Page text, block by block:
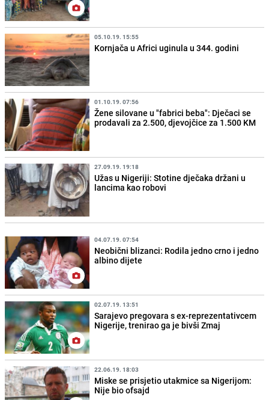
05.10.19. 15:55
Kornjača u Africi uginula u 344. godini
01.10.19. 07:56
Žene silovane u "fabrici beba": Dječaci se
prodavali za 2.500, djevojčice za 1.500 KM
27.09.19. 19:18
Užas u Nigeriji: Stotine dječaka držani u
lancima kao robovi
04.07.19. 07:54
Neobični blizanci: Rodila jedno crno i jedno
albino dijete
02.07.19. 13:51
Sarajevo pregovara s ex-reprezentativcem
Nigerije, trenirao ga je bivši Zmaj
22.06.19. 18:03
Miske se prisjetio utakmice sa Nigerijom:
Nije bio ofsajd